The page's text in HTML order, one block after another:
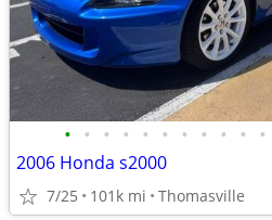
• • • • • • • • • • •
2006 Honda s2000
7/25 101k mi Thomasville